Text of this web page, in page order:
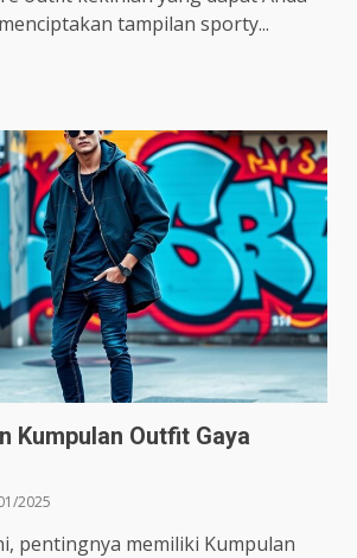
tampilan sporty...
Kumpulan Outfit Gaya
2025
pentingnya memiliki Kumpulan